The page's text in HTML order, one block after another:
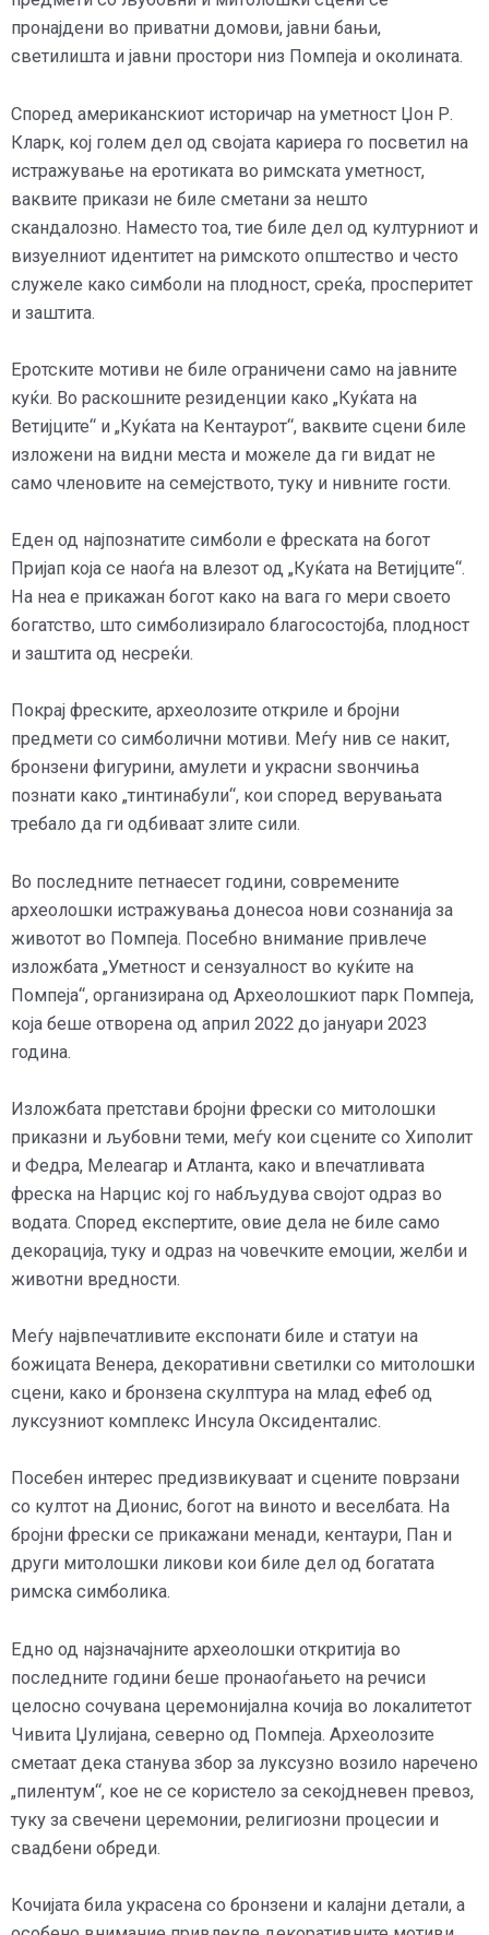
пронајдени во приватни домови, јавни бањи,
светилишта и јавни простори низ Помпеја и околината.
Според американскиот историчар на уметност Џон Р.
Кларк, кој голем дел од својата кариера го посветил на
истражување на еротиката во римската уметност,
ваквите прикази не биле сметани за нешто
скандалозно. Наместо тоа, тие биле дел од културниот и
визуелниот идентитет на римското општество и често
служеле како симболи на плодност, среќа, просперитет
и заштита.
Еротските мотиви не биле ограничени само на јавните
куќи. Во раскошните резиденции како „Куќата на
Ветијците“ и „Куќата на Кентаурот“, ваквите сцени биле
изложени на видни места и можеле да ги видат не
само членовите на семејството, туку и нивните гости.
Еден од најпознатите симболи е фреската на богот
Пријап која се наоѓа на влезот од „Куќата на Ветијците“.
На неа е прикажан богот како на вага го мери своето
богатство, што симболизирало благосостојба, плодност
и заштита од несреќи.
Покрај фреските, археолозите откриле и бројни
предмети со симболични мотиви. Меѓу нив се накит,
бронзени фигурини, амулети и украсни ѕвончиња
познати како „тинтинабули“, кои според верувањата
требало да ги одбиваат злите сили.
Во последните петнаесет години, современите
археолошки истражувања донесоа нови сознанија за
животот во Помпеја. Посебно внимание привлече
изложбата „Уметност и сензуалност во куќите на
Помпеја“, организирана од Археолошкиот парк Помпеја,
која беше отворена од април 2022 до јануари 2023
година.
Изложбата претстави бројни фрески со митолошки
приказни и љубовни теми, меѓу кои сцените со Хиполит
и Федра, Мелеагар и Атланта, како и впечатливата
фреска на Нарцис кој го набљудува својот одраз во
водата. Според експертите, овие дела не биле само
декорација, туку и одраз на човечките емоции, желби и
животни вредности.
Меѓу највпечатливите експонати биле и статуи на
божицата Венера, декоративни светилки со митолошки
сцени, како и бронзена скулптура на млад ефеб од
луксузниот комплекс Инсула Оксиденталис.
Посебен интерес предизвикуваат и сцените поврзани
со култот на Дионис, богот на виното и веселбата. На
бројни фрески се прикажани менади, кентаури, Пан и
други митолошки ликови кои биле дел од богатата
римска симболика.
Едно од најзначајните археолошки откритија во
последните години беше пронаоѓањето на речиси
целосно сочувана церемонијална кочија во локалитетот
Чивита Џулијана, северно од Помпеја. Археолозите
сметаат дека станува збор за луксузно возило наречено
„пилентум“, кое не се користело за секојдневен превоз,
туку за свечени церемонии, религиозни процесии и
свадбени обреди.
Кочијата била украсена со бронзени и калајни детали, а